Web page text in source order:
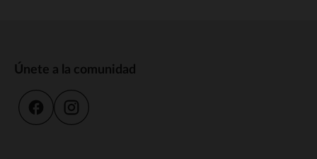
Únete a la comunidad